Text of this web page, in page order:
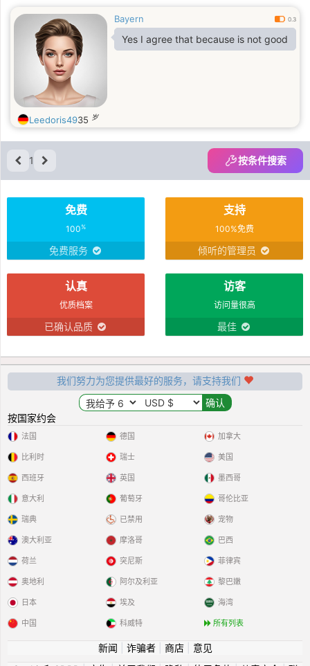
Bayern 0.3
Yes I agree that because is not good
Leedoris4935 岁
1 按条件搜索
免费
100%
免费服务
支持
100%免费
倾听的管理员
认真
优质档案
已确认品质
访客
访问量很高
最佳
我们努力为您提供最好的服务，请支持我们
按国家约会
法国
比利时
西班牙
意大利
瑞典
德国
瑞士
英国
葡萄牙
已禁用
加拿大
美国
墨西哥
哥伦比亚
宠物
澳大利亚
荷兰
奥地利
日本
中国
摩洛哥
突尼斯
阿尔及利亚
埃及
科威特
巴西
菲律宾
黎巴嫩
海湾
所有列表
新闻 诈骗者| 商店| 意见